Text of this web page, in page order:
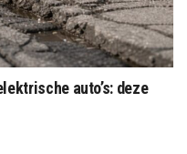
auto’s: deze